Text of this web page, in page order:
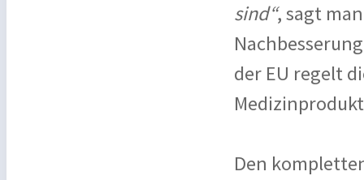
sind“, sagt
der EU regelt
Den